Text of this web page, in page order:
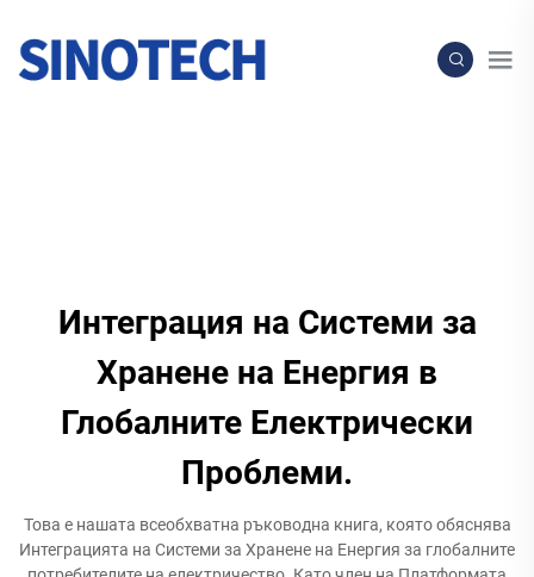
Интеграция на Системи за
Хранене на Енергия в
Глобалните Електрически
Проблеми.
Това е нашата всеобхватна ръководна книга, която обяснява
Интеграцията на Системи за Хранене на Енергия за глобалните